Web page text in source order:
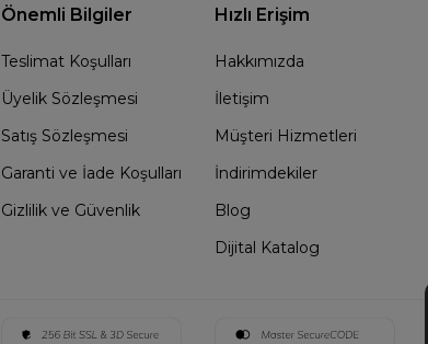
Önemli Bilgiler
Teslimat Koşulları
Üyelik Sözleşmesi
Satış Sözleşmesi
Garanti ve İade Koşulları
Gizlilik ve Güvenlik
Hızlı Erişim
Hakkımızda
İletişim
Müşteri Hizmetleri
İndirimdekiler
Blog
Dijital Katalog